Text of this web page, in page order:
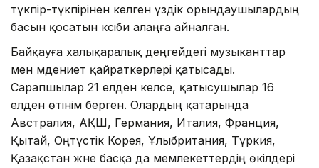
түкпір-түкпірінен келген үздік орындаушылардың
басын қосатын кәсіби алаңға айналған.
Байқауға халықаралық деңгейдегі музыканттар
мен мәдениет қайраткерлері қатысады.
Сарапшылар 21 елден келсе, қатысушылар 16
елден өтінім берген. Олардың қатарында
Австралия, АҚШ, Германия, Италия, Франция,
Қытай, Оңтүстік Корея, Ұлыбритания, Түркия,
Қазақстан және басқа да мемлекеттердің өкілдері